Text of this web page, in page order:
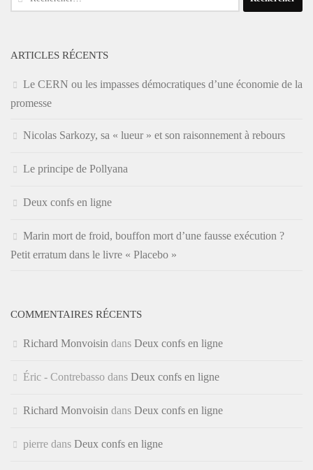
ARTICLES RÉCENTS
Le CERN ou les impasses démocratiques d’une économie de la
promesse
Nicolas Sarkozy, sa « lueur » et son raisonnement à rebours
Le principe de Pollyana
Deux confs en ligne
Marin mort de froid, bouffon mort d’une fausse exécution ?
Petit erratum dans le livre « Placebo »
COMMENTAIRES RÉCENTS
Richard Monvoisin dans Deux confs en ligne
Éric - Contrebasso dans Deux confs en ligne
Richard Monvoisin dans Deux confs en ligne
pierre dans Deux confs en ligne